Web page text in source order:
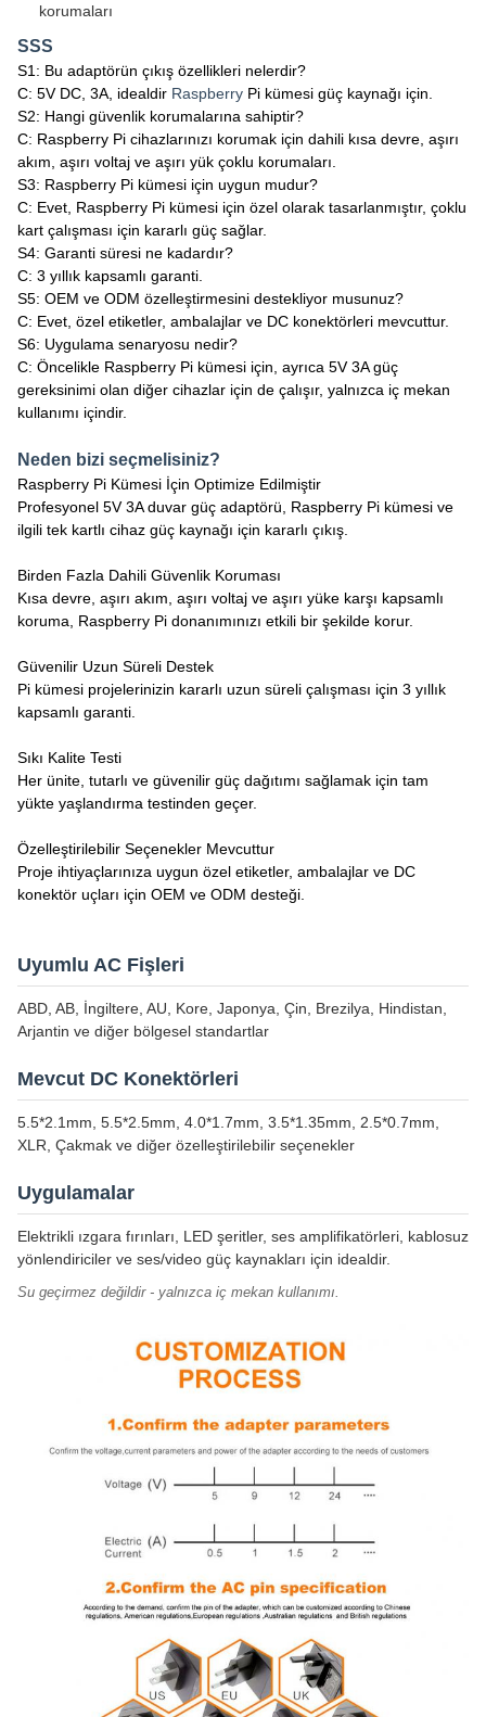
korumaları
SSS
S1: Bu adaptörün çıkış özellikleri nelerdir?
C: 5V DC, 3A, idealdir Raspberry Pi kümesi güç kaynağı için.
S2: Hangi güvenlik korumalarına sahiptir?
C: Raspberry Pi cihazlarınızı korumak için dahili kısa devre, aşırı
akım, aşırı voltaj ve aşırı yük çoklu korumaları.
S3: Raspberry Pi kümesi için uygun mudur?
C: Evet, Raspberry Pi kümesi için özel olarak tasarlanmıştır, çoklu
kart çalışması için kararlı güç sağlar.
S4: Garanti süresi ne kadardır?
C: 3 yıllık kapsamlı garanti.
S5: OEM ve ODM özelleştirmesini destekliyor musunuz?
C: Evet, özel etiketler, ambalajlar ve DC konektörleri mevcuttur.
S6: Uygulama senaryosu nedir?
C: Öncelikle Raspberry Pi kümesi için, ayrıca 5V 3A güç
gereksinimi olan diğer cihazlar için de çalışır, yalnızca iç mekan
kullanımı içindir.
Neden bizi seçmelisiniz?
Raspberry Pi Kümesi İçin Optimize Edilmiştir
Profesyonel 5V 3A duvar güç adaptörü, Raspberry Pi kümesi ve
ilgili tek kartlı cihaz güç kaynağı için kararlı çıkış.
Birden Fazla Dahili Güvenlik Koruması
Kısa devre, aşırı akım, aşırı voltaj ve aşırı yüke karşı kapsamlı
koruma, Raspberry Pi donanımınızı etkili bir şekilde korur.
Güvenilir Uzun Süreli Destek
Pi kümesi projelerinizin kararlı uzun süreli çalışması için 3 yıllık
kapsamlı garanti.
Sıkı Kalite Testi
Her ünite, tutarlı ve güvenilir güç dağıtımı sağlamak için tam
yükte yaşlandırma testinden geçer.
Özelleştirilebilir Seçenekler Mevcuttur
Proje ihtiyaçlarınıza uygun özel etiketler, ambalajlar ve DC
konektör uçları için OEM ve ODM desteği.
Uyumlu AC Fişleri
ABD, AB, İngiltere, AU, Kore, Japonya, Çin, Brezilya, Hindistan,
Arjantin ve diğer bölgesel standartlar
Mevcut DC Konektörleri
5.5*2.1mm, 5.5*2.5mm, 4.0*1.7mm, 3.5*1.35mm, 2.5*0.7mm,
XLR, Çakmak ve diğer özelleştirilebilir seçenekler
Uygulamalar
Elektrikli ızgara fırınları, LED şeritler, ses amplifikatörleri, kablosuz
yönlendiriciler ve ses/video güç kaynakları için idealdir.
Su geçirmez değildir - yalnızca iç mekan kullanımı.